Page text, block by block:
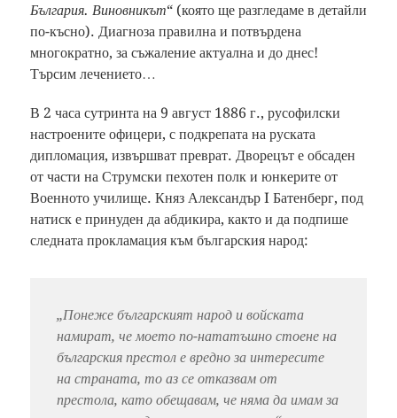
България. Виновникът“ (която ще разгледаме в детайли
по-късно). Диагноза правилна и потвърдена
многократно, за съжаление актуална и до днес!
Търсим лечението…
В 2 часа сутринта на 9 август 1886 г., русофилски
настроените офицери, с подкрепата на руската
дипломация, извършват преврат. Дворецът е обсаден
от части на Струмски пехотен полк и юнкерите от
Военното училище. Княз Александър I Батенберг, под
натиск е принуден да абдикира, както и да подпише
следната прокламация към българския народ:
„Понеже българският народ и войската
намират, че моето по-нататъшно стоене на
българския престол е вредно за интересите
на страната, то аз се отказвам от
престола, като обещавам, че няма да имам за